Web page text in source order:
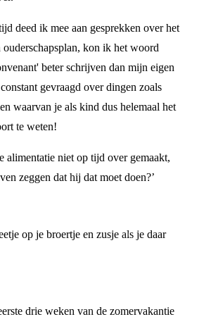
deed ik mee aan gesprekken over het
ouderschapsplan, kon ik het woord
beter schrijven dan mijn eigen
gevraagd over dingen zoals
waarvan je als kind dus helemaal het
te weten!
alimentatie niet op tijd over gemaakt,
zeggen dat hij dat moet doen?’
op je broertje en zusje als je daar
drie weken van de zomervakantie